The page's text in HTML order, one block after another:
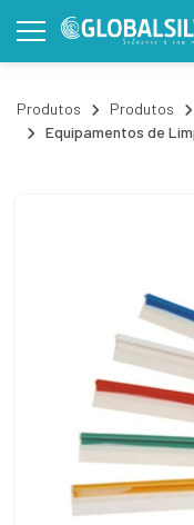
Produtos Produtos
Equipamentos de